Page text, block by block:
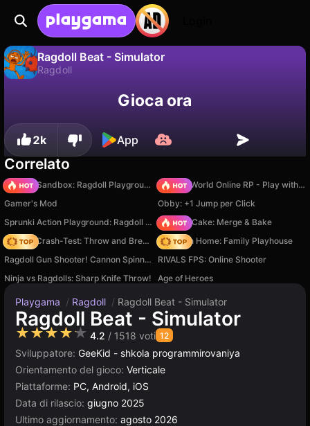
Ragdoll Beat - Simulator
Ragdoll
Salva i progressi!Gioca ora
2k App
Correlato
Sprunki Sandbox: Ragdoll Playground Mode
Sprunki World Online RP - Play with Friends!
Gamer's Mod
Obby: +1 Jump per Click
Sprunki Action Playground: Ragdoll Sandbox Piece of Cake: Merge & Bake
Ragdoll Crash-Test: Throw and Break!
My Town Home: Family Playhouse
Ragdoll Gun Shooter! Cannon Spinner Playground
RIVALS FPS: Online Shooter
Ninja vs Ragdolls: Sharp Knife Throw!
Age of Heroes
Playgama / Ragdoll / Ragdoll Beat - Simulator
Ragdoll Beat - Simulator
★★★★★ 4.2 / 1518 voti 12
Sviluppatore: GeeKid - shkola programmirovaniya
Orientamento del gioco: Verticale
Piattaforme: PC, Android, iOS
Data di rilascio: giugno 2025
Ultimo aggiornamento: agosto 2026